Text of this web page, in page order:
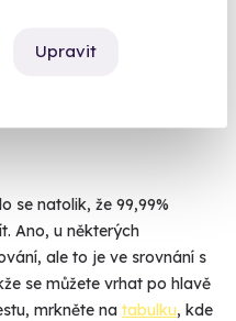
Upravit
se natolik, že 99,99%
Ano, u některých
ale to je ve srovnání s
se můžete vrhat po hlavě
mrkněte na tabulku, kde